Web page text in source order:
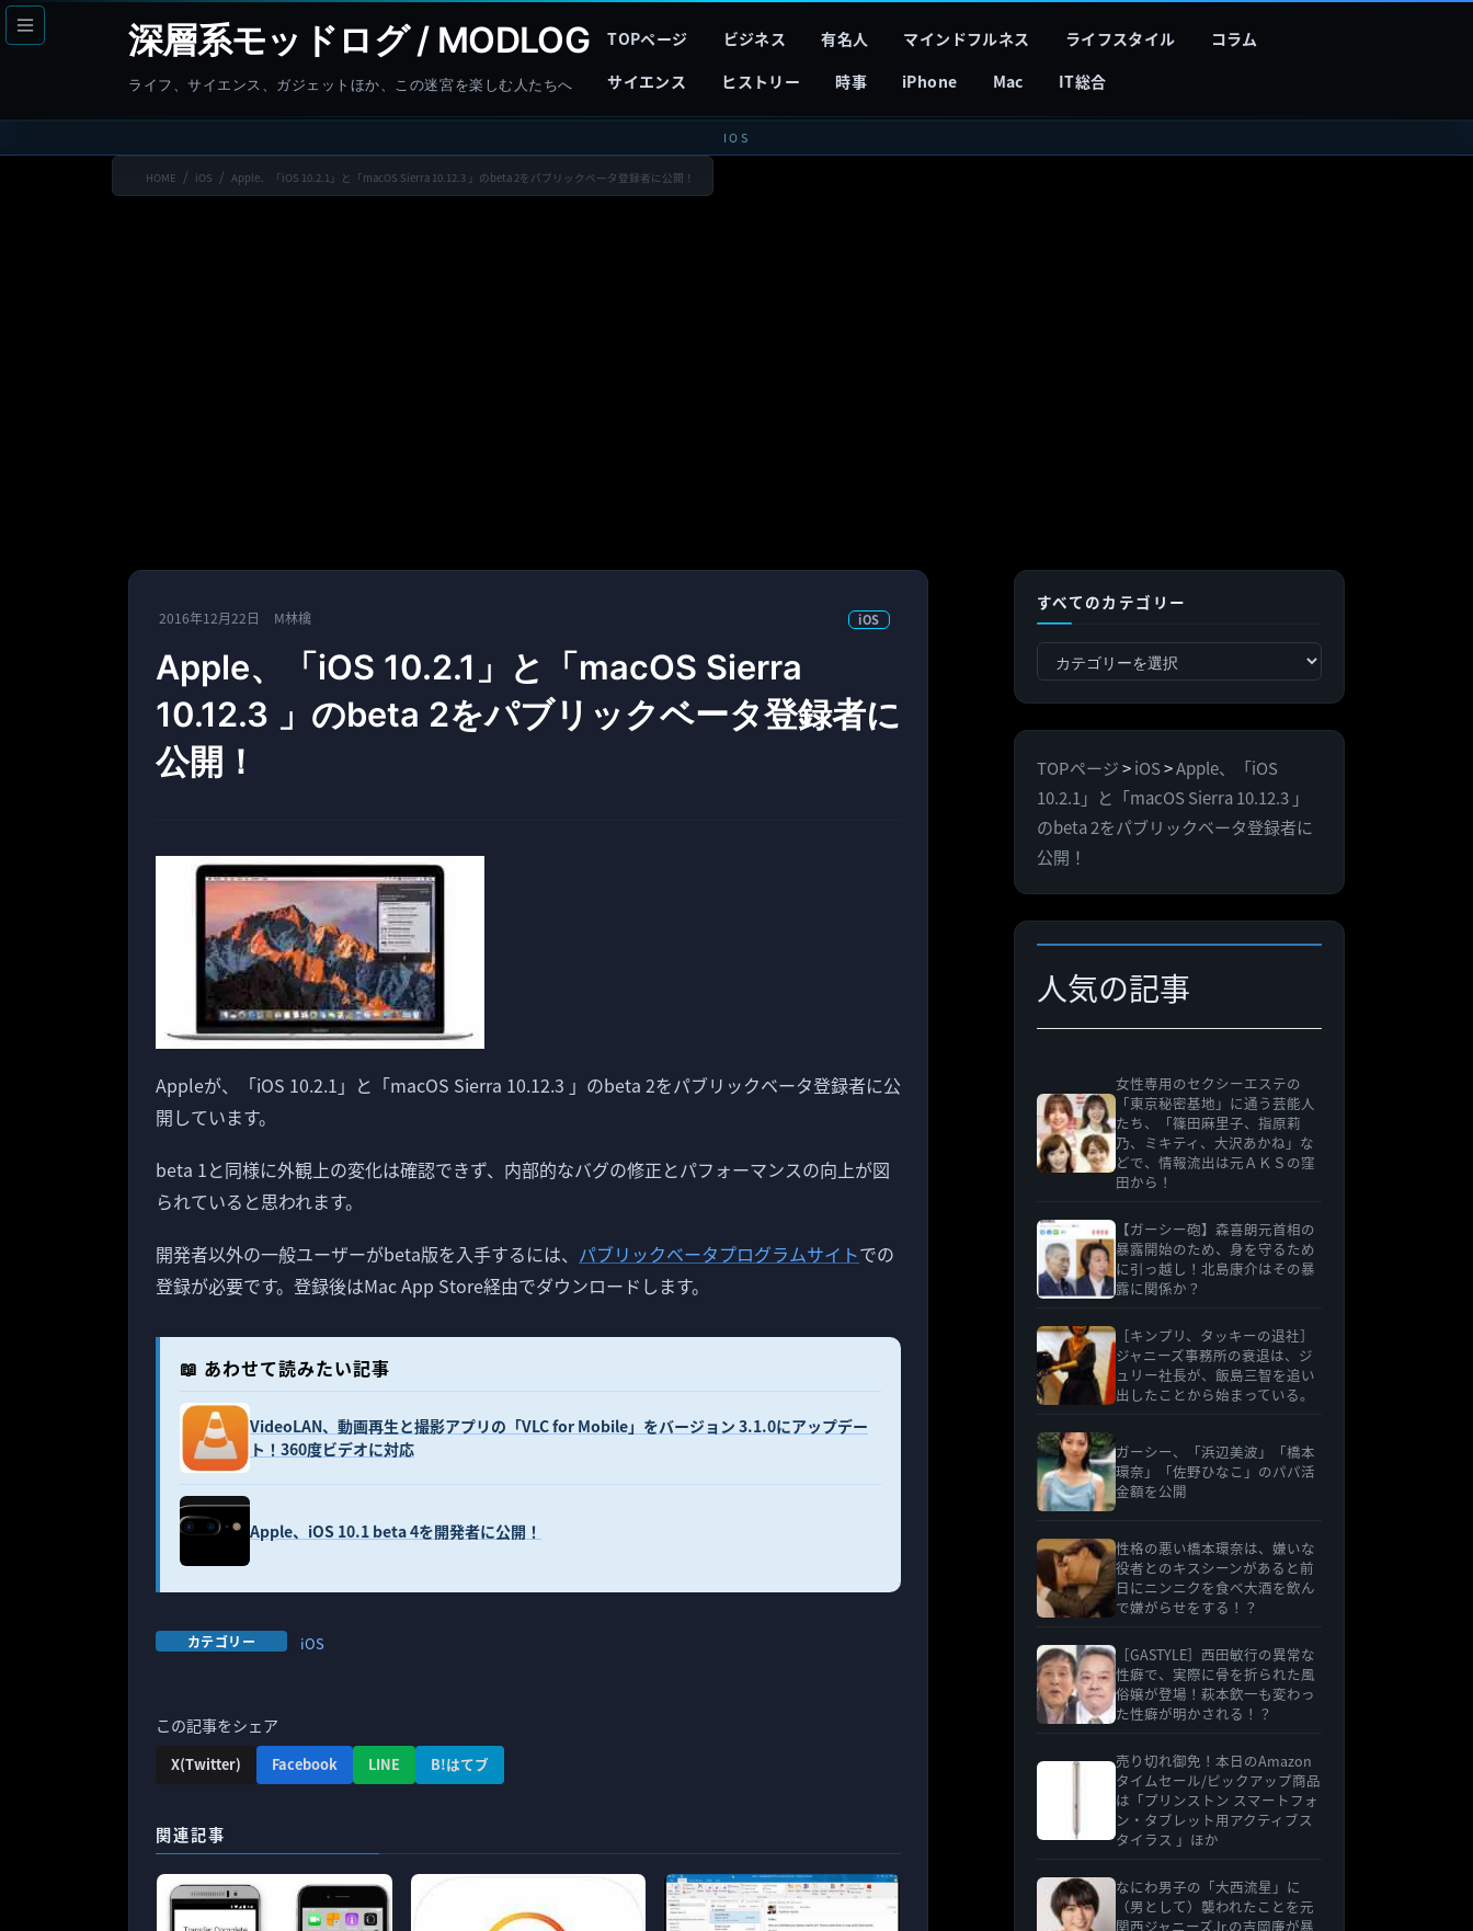
コ
ン
へ
ナ
ビ
ョ
深層系モッドログ / MODLOG
ライフ、サイエンス、ガジェットほか、この迷宮を楽しむ人たちへ
TOPページ ビジネス 有名人 マインドフルネス ライフスタイル
コラム
サイエンス
ヒストリー 時事 iPhone Mac IT総合
IOS
HOME iOS Apple、「iOS 10.2.1」と「macOS Sierra 10.12.3 」のbeta 2をパブリックベータ登録者に公開！
2016年12月22日 M林檎 iOS
Apple、「iOS 10.2.1」と「macOS Sierra
10.12.3 」のbeta 2をパブリックベータ登録者に
公開！
Appleが、「iOS 10.2.1」と「macOS Sierra 10.12.3 」のbeta 2をパブリックベータ登録者に公
開しています。
beta 1と同様に外観上の変化は確認できず、内部的なバグの修正とパフォーマンスの向上が図
られていると思われます。
開発者以外の一般ユーザーがbeta版を入手するには、 パブリックベータプログラムサイトでの
登録が必要です。登録後はMac App Store経由でダウンロードします。
📖 あわせて読みたい記事
VideoLAN、動画再生と撮影アプリの「VLC for Mobile」をバージョン 3.1.0にアップデー
ト！360度ビデオに対応
Apple、iOS 10.1 beta 4を開発者に公開！
カテゴリー iOS
この記事をシェア
X(Twitter) Facebook LINE B!はてブ
関連記事
すべてのカテゴリー
べ
カ
テ
ゴ
リ
ー
TOPページ>iOS>Apple、「iOS
10.2.1」と「macOS Sierra 10.12.3 」
のbeta 2をパブリックベータ登録者に
公開！
人気の記事
女性専用のセクシーエステの
「東京秘密基地」に通う芸能人
たち、「篠田麻里子、指原莉
乃、ミキティ、大沢あかね」な
どで、情報流出は元ＡＫＳの窪
田から！
【ガーシー砲】森喜朗元首相の
暴露開始のため、身を守るため
に引っ越し！北島康介はその暴
露に関係か？
［キンプリ、タッキーの退社］
ジャニーズ事務所の衰退は、ジ
ュリー社長が、飯島三智を追い
出したことから始まっている。
ガーシー、「浜辺美波」「橋本
環奈」「佐野ひなこ」のパパ活
金額を公開
性格の悪い橋本環奈は、嫌いな
役者とのキスシーンがあると前
日にニンニクを食べ大酒を飲ん
で嫌がらせをする！？
［GASTYLE］西田敏行の異常な
性癖で、実際に骨を折られた風
俗嬢が登場！萩本欽一も変わっ
た性癖が明かされる！？
売り切れ御免！本日のAmazon
タイムセール/ピックアップ商品
は「プリンストン スマートフォ
ン・タブレット用アクティブス
タイラス 」ほか
なにわ男子の「大西流星」に
（男として）襲われたことを元
関西ジャニーズJr.の吉岡廉が暴